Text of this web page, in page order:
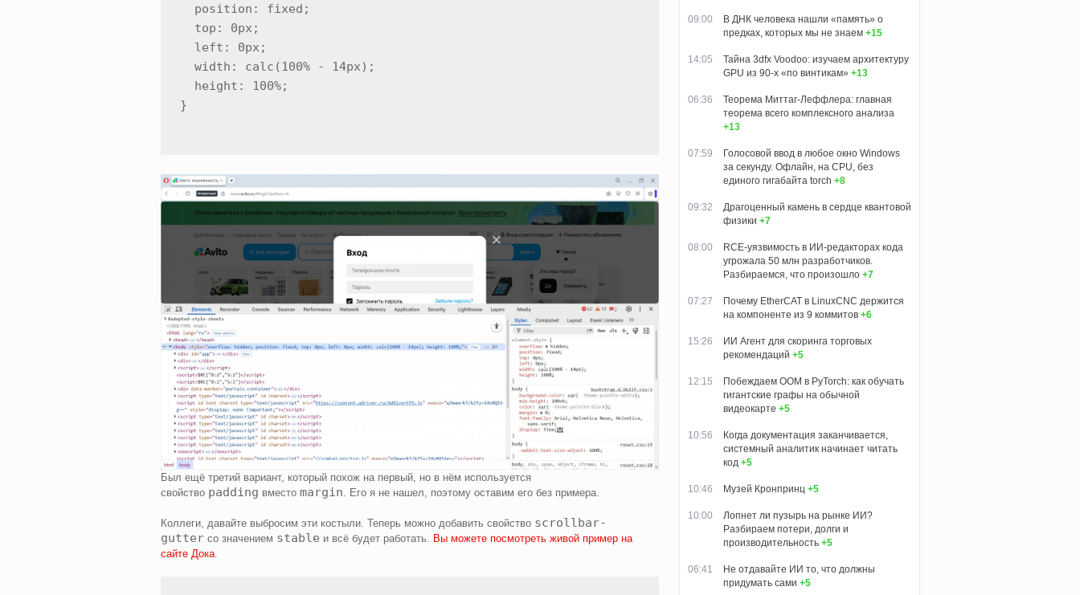
  position: fixed;
  top: 0px;
  left: 0px;
  width: calc(100% - 14px);
  height: 100%;
}
Был ещё третий вариант, который похож на первый, но в нём используется
свойство padding вместо margin . Его я не нашел, поэтому оставим его без примера.
Коллеги, давайте выбросим эти костыли. Теперь можно добавить свойство scrollbar-
gutterсо значением stable и всё будет работать.
Вы можете посмотреть живой пример на
сайте Дока.
09:00
В ДНК человека нашли «память» о
предках, которых мы не знаем +15
14:05
Тайна 3dfx Voodoo: изучаем архитектуру
GPU из 90-х «по винтикам» +13
06:36
Теорема Миттаг-Леффлера: главная
теорема всего комплексного анализа
+13
07:59
Голосовой ввод в любое окно Windows
за секунду. Офлайн, на CPU, без
единого гигабайта torch +8
09:32
Драгоценный камень в сердце квантовой
физики +7
08:00
RCE-уязвимость в ИИ-редакторах кода
угрожала 50 млн разработчиков.
Разбираемся, что произошло +7
07:27
Почему EtherCAT в LinuxCNC держится
на компоненте из 9 коммитов +6
15:26
ИИ Агент для скоринга торговых
рекомендаций +5
12:15
Побеждаем OOM в PyTorch: как обучать
гигантские графы на обычной
видеокарте +5
10:56
Когда документация заканчивается,
системный аналитик начинает читать
код +5
10:46 Музей Кронпринц +5
10:00
Лопнет ли пузырь на рынке ИИ?
Разбираем потери, долги и
производительность +5
06:41
Не отдавайте ИИ то, что должны
придумать сами +5